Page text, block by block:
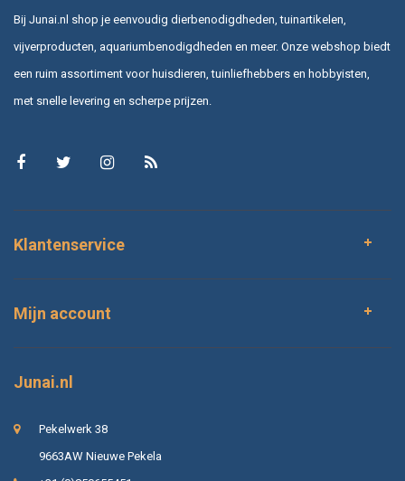
Bij Junai.nl shop je eenvoudig dierbenodigdheden, tuinartikelen,
vijverproducten, aquariumbenodigdheden en meer. Onze webshop biedt
een ruim assortiment voor huisdieren, tuinliefhebbers en hobbyisten,
met snelle levering en scherpe prijzen.
Klantenservice
Mijn account
Junai.nl
Pekelwerk 38
9663AW Nieuwe Pekela